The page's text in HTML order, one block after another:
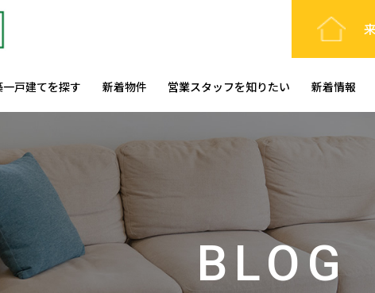
一戸建てを探す 新着物件 営業スタッフを知りたい 新着情報
BLOG